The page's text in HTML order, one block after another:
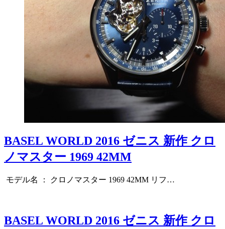
BASEL WORLD 2016 ゼニス 新作 クロ
ノマスター 1969 42MM
モデル名 ： クロノマスター 1969 42MM リフ…
BASEL WORLD 2016 ゼニス 新作 クロ